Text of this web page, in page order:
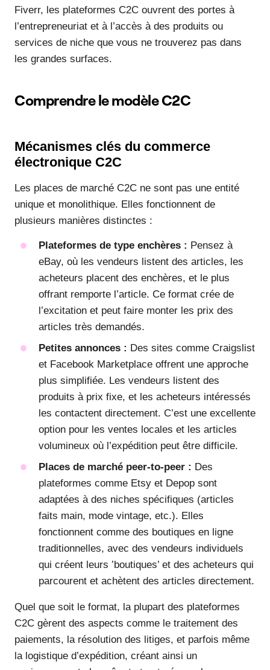
Fiverr, les plateformes C2C ouvrent des portes à
l’entrepreneuriat et à l’accès à des produits ou
services de niche que vous ne trouverez pas dans
les grandes surfaces.
Comprendre le modèle C2C
Mécanismes clés du commerce
électronique C2C
Les places de marché C2C ne sont pas une entité
unique et monolithique. Elles fonctionnent de
plusieurs manières distinctes :
Plateformes de type enchères : Pensez à
eBay, où les vendeurs listent des articles, les
acheteurs placent des enchères, et le plus
offrant remporte l’article. Ce format crée de
l’excitation et peut faire monter les prix des
articles très demandés.
Petites annonces : Des sites comme Craigslist
et Facebook Marketplace offrent une approche
plus simplifiée. Les vendeurs listent des
produits à prix fixe, et les acheteurs intéressés
les contactent directement. C’est une excellente
option pour les ventes locales et les articles
volumineux où l’expédition peut être difficile.
Places de marché peer-to-peer : Des
plateformes comme Etsy et Depop sont
adaptées à des niches spécifiques (articles
faits main, mode vintage, etc.). Elles
fonctionnent comme des boutiques en ligne
traditionnelles, avec des vendeurs individuels
qui créent leurs ’boutiques’ et des acheteurs qui
parcourent et achètent des articles directement.
Quel que soit le format, la plupart des plateformes
C2C gèrent des aspects comme le traitement des
paiements, la résolution des litiges, et parfois même
la logistique d’expédition, créant ainsi un